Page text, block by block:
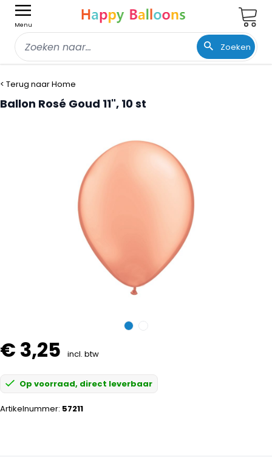
Menu
Zoeken
< Terug naar Home
Ballon Rosé Goud 11", 10 st
€ 3,25 incl. btw
Op voorraad, direct leverbaar
Artikelnummer: 57211